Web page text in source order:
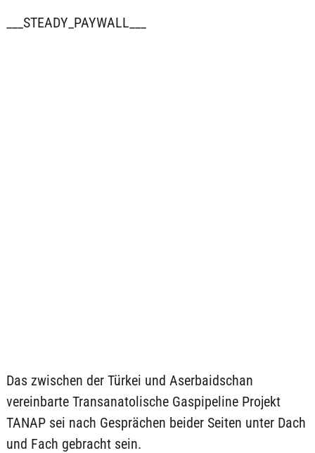
___STEADY_PAYWALL___
Das zwischen der Türkei und Aserbaidschan
vereinbarte Transanatolische Gaspipeline Projekt
TANAP sei nach Gesprächen beider Seiten unter Dach
und Fach gebracht sein.